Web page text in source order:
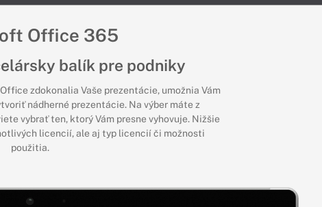
Office 365
balík pre podniky
zdokonalia Vaše prezentácie, umožnia Vám
nádherné prezentácie. Na výber máte z
vybrať ten, ktorý Vám presne vyhovuje. Nižšie
licencií, ale aj typ licencií či možnosti
použitia.